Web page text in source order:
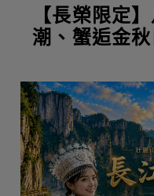
【長榮限定
潮、蟹逅金